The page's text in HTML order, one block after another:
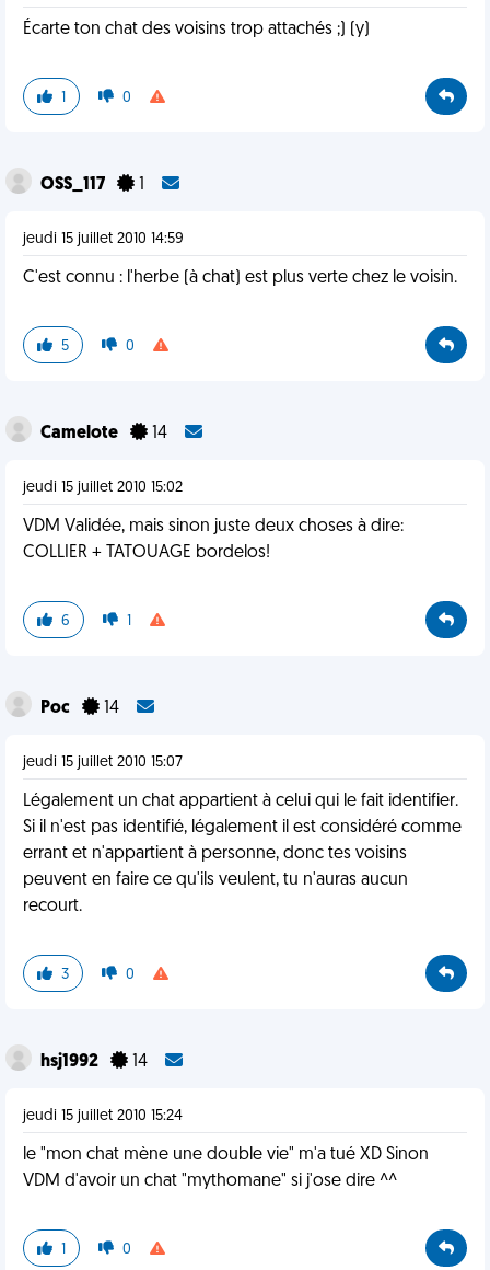
Écarte ton chat des voisins trop attachés ;) (y)
1 0
OSS_117
jeudi 15 juillet 2010 14:59
C'est connu : l'herbe (à chat) est plus verte chez le voisin.
5 0
Camelote 14
jeudi 15 juillet 2010 15:02
VDM Validée, mais sinon juste deux choses à dire:
COLLIER + TATOUAGE bordelos!
6 1
Poc 14
jeudi 15 juillet 2010 15:07
Légalement un chat appartient à celui qui le fait identifier.
Si il n'est pas identifié, légalement il est considéré comme
errant et n'appartient à personne, donc tes voisins
peuvent en faire ce qu'ils veulent, tu n'auras aucun
recourt.
3 0
hsj1992 14
jeudi 15 juillet 2010 15:24
le "mon chat mène une double vie" m'a tué XD Sinon
VDM d'avoir un chat "mythomane" si j'ose dire ^^
1 0